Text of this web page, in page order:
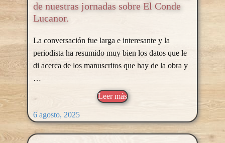
de nuestras jornadas sobre El Conde
Lucanor.
La conversación fue larga e interesante y la
periodista ha resumido muy bien los datos que le
di acerca de los manuscritos que hay de la obra y
…
Leer más
6 agosto, 2025